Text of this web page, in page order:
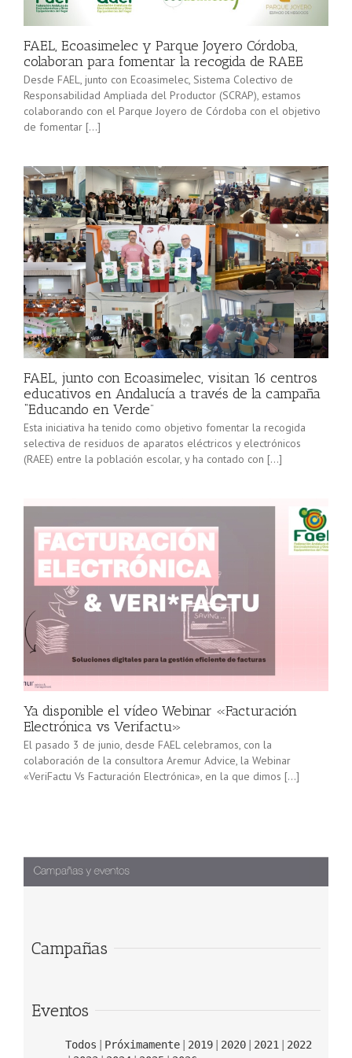
minorista”
(convocatoria
2025), pone
en marcha a
Sevilla junto
[…]
FAEL, Ecoasimelec y Parque Joyero Córdoba,
colaboran para fomentar la recogida de RAEE
Desde FAEL, junto con Ecoasimelec, Sistema Colectivo de
Responsabilidad Ampliada del Productor (SCRAP), estamos
colaborando con el Parque Joyero de Córdoba con el objetivo
de fomentar […]
FAEL, junto con Ecoasimelec, visitan 16 centros
educativos en Andalucía a través de la campaña
“Educando en Verde”
Esta iniciativa ha tenido como objetivo fomentar la recogida
selectiva de residuos de aparatos eléctricos y electrónicos
(RAEE) entre la población escolar, y ha contado con […]
Ya disponible el vídeo Webinar «Facturación
Electrónica vs Verifactu»
El pasado 3 de junio, desde FAEL celebramos, con la
colaboración de la consultora Aremur Advice, la Webinar
«VeriFactu Vs Facturación Electrónica», en la que dimos […]
Campañas
Eventos
Todos Próximamente 2019 2020 2021
2022